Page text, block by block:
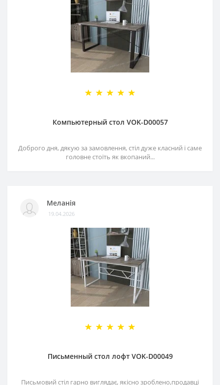
Компьютерный стол VOK-D00057
Доброго дня, дякую за замовлення, стіл дуже класний і саме
головне стоїть як вкопаний...
Меланія
19.04.2026
Письменный стол лофт VOK-D00049
Письмовий стіл гарно виглядає, якісно зроблено,продавці